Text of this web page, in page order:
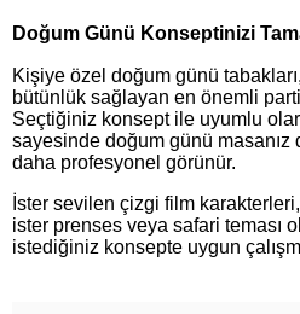
Doğum Günü Konseptinizi
Kişiye özel doğum günü
bütünlük sağlayan en önemli
Seçtiğiniz konsept ile uyumlu
sayesinde doğum günü masanız
daha profesyonel görünür.
İster sevilen çizgi film
ister prenses veya safari teması
istediğiniz konsepte uygun